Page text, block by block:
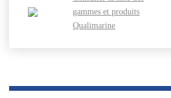
gammes et produits
Qualimarine